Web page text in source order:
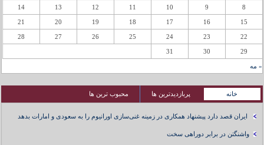
8
9
10
11
12
13
14
15
16
17
18
19
20
21
22
23
24
25
26
27
28
29
30
31
« مه
خانه پربازدیدترین ها محبوب ترین ها
ایران قصد دارد پیشنهاد همکاری در زمینه غنی‌سازی اورانیوم را به سعودی و امارات بدهد
واشنگتن در برابر دوراهی سخت